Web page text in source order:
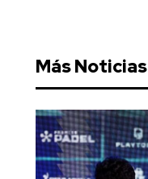
Más Noticias